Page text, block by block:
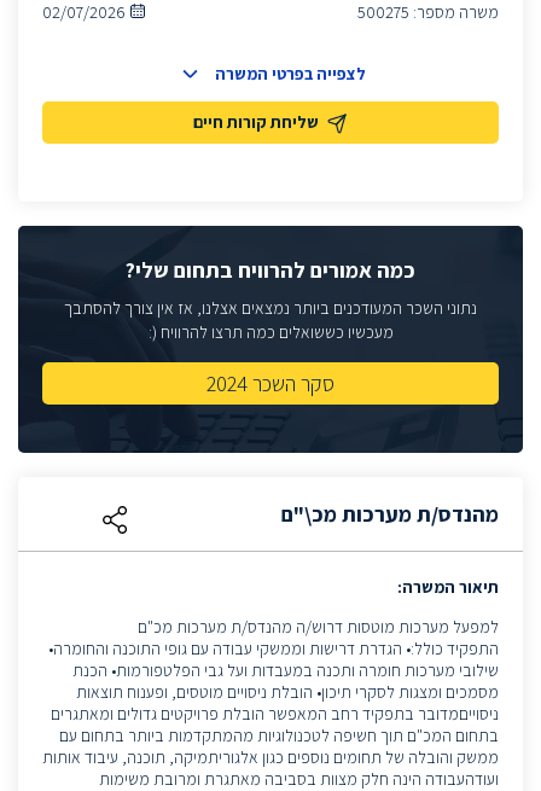
משרה מספר: 500275
02/07/2026
שליחת קורות חיים
לצפייה בפרטי המשרה
כמה אמורים להרוויח בתחום שלי?
נתוני השכר המעודכנים ביותר נמצאים אצלנו, אז אין צורך להסתבך
מעכשיו כששואלים כמה תרצו להרוויח (:
סקר השכר 2024
מהנדס/ת מערכות מכ\"ם
תיאור המשרה:
למפעל מערכות מוטסות דרוש/ה מהנדס/ת מערכות מכ"ם
התפקיד כולל:• הגדרת דרישות וממשקי עבודה עם גופי התוכנה והחומרה•
שילובי מערכות חומרה ותכנה במעבדות ועל גבי הפלטפורמות• הכנת
מסמכים ומצגות לסקרי תיכון• הובלת ניסויים מוטסים, ופענוח תוצאות
ניסוייםמדובר בתפקיד רחב המאפשר הובלת פרויקטים גדולים ומאתגרים
בתחום המכ"ם תוך חשיפה לטכנולוגיות מהמתקדמות ביותר בתחום עם
ממשק והובלה של תחומים נוספים כגון אלגוריתמיקה, תוכנה, עיבוד אותות
ועודהעבודה הינה חלק מצוות בסביבה מאתגרת ומרובת משימות